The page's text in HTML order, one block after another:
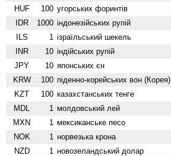
HUF 100 угорських форинтів
IDR 1000 індонезійських рупій
ILS 1 ізраїльський шекель
INR 10 індійських рупій
JPY 10 японських єн
KRW 100 піденно-корейських вон (Корея)
KZT 100 казахстанських тенге
MDL 1 молдовський лей
MXN 1 мексиканське песо
NOK 1 норвезька крона
NZD 1 ново­зеландський долар